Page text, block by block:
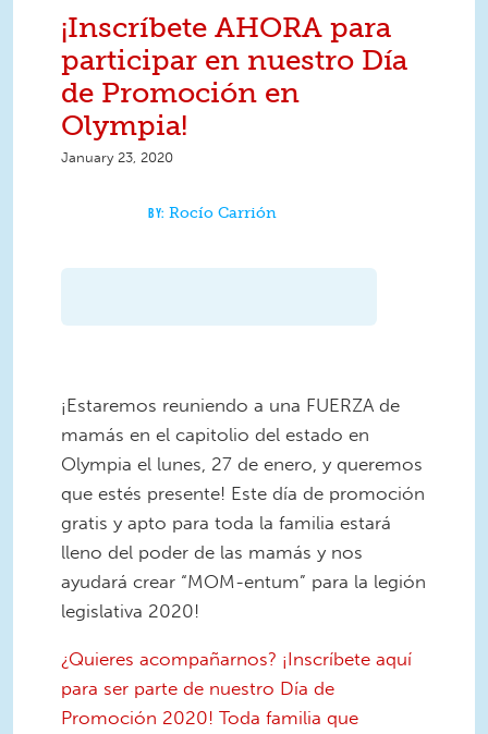
¡Inscríbete AHORA para
participar en nuestro Día
de Promoción en
Olympia!
January 23, 2020
Rocío Carrión
¡Estaremos reuniendo a una FUERZA de
mamás en el capitolio del estado en
Olympia el lunes, 27 de enero, y queremos
que estés presente! Este día de promoción
gratis y apto para toda la familia estará
lleno del poder de las mamás y nos
ayudará crear “MOM-entum” para la legión
legislativa 2020!
¿Quieres acompañarnos? ¡Inscríbete aquí
para ser parte de nuestro Día de
Promoción 2020! Toda familia que